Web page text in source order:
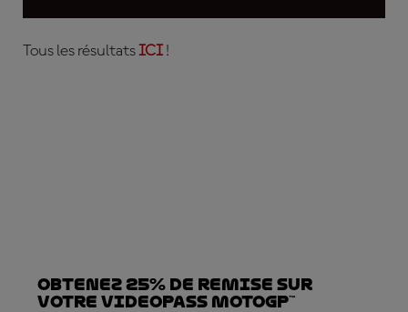
Tous les résultatsICI !
Obtenez 25% de REMISE sur
votre VideoPass MotoGP™